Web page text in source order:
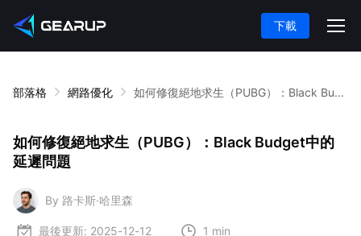
下載
部落格 網路優化 如何修復絕地求生（PUBG）：Black Budget中的延遲問題
如何修復絕地求生（PUBG）：Black Budget中的
延遲問題
By 路卡斯·哈里森
最後更新: 2025-12-12 1 min